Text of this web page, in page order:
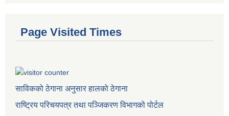
Page Visited Times
साविकको ठेगाना अनुसार हालको ठेगाना
राष्ट्रिय परिचयपत्र तथा पञ्जिकरण विभागको पोर्टल